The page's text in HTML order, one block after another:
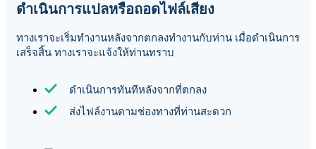
ดำเนินการแปลหรือถอดไฟล์เสียง
ทางเราจะเริ่มทำงานหลังจากตกลงทำงานกับท่าน เมื่อดำเนินการ
เสร็จสิ้น ทางเราจะแจ้งให้ท่านทราบ
ดำเนินการทันทีหลังจากที่ตกลง
ส่งไฟล์งานตามช่องทางที่ท่านสะดวก